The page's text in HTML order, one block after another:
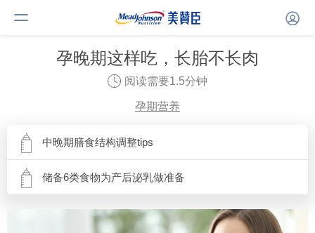
孕晚期这样吃，长胎不长肉
阅读需要1.5分钟
孕期营养
中晚期膳食结构调整tips
储备6类食物为产后泌乳做准备